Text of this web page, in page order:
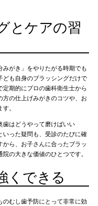
とケアの習
がき」をやりたがる時期でも
も自身のブラッシングだけで
期的にプロの歯科衛生士から
の仕上げみがきのコツや、お
。
歯はどうやって磨けばいい
った疑問も、受診のたびに確
ら、お子さんに合ったブラッ
の大きな価値のひとつです。
くできる
むし歯予防にとって非常に効